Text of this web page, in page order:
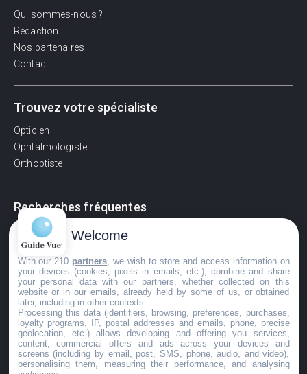
Qui sommes-nous ?
Rédaction
Nos partenaires
Contact
Trouvez votre spécialiste
Opticien
Ophtalmologiste
Orthoptiste
Recherches fréquentes
Pathologies adultes
Signes d'une urgence ophtalmologique
La vision
Acuité visuelle
Myosis / mydriase
Œdème oculaire
©GuideVue2024
Welcome
With our 210 partners , we wish to store and access information on
your devices (cookies, pixels in emails, etc.), combine and share
your personal data with our partners, whether collected on this
website or in our emails, already held by some of us, or obtained
later, including in other contexts.
Processing this data (identifiers, browsing, preferences, purchases,
loyalty programs, IP, postal addresses and emails, phone, precise
geolocation, etc.) allows developing and offering you services,
content, commercial offers and ads across your devices and
screens (including by email, post, SMS, phone, audio, and video),
personalising them, measuring their performance, and analysing